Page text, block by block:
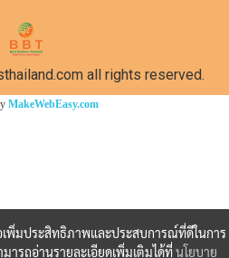
all rights reserved.
MakeWebEasy.com
เพิ่มประสิทธิภาพและประสบการณ์ที่ดีในการ
ารถอ่านรายละเอียดเพิ่มเติมได้ที่นโยบาย